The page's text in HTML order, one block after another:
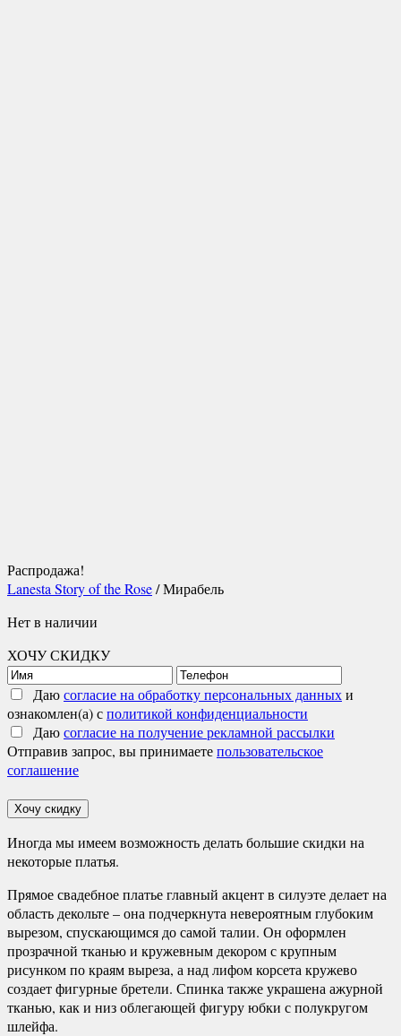
Распродажа!
Lanesta Story of the Rose/ Мирабель
Нет в наличии
ХОЧУ СКИДКУ
Даюсогласие на обработку персональных данныхи
ознакомлен(а) сполитикой конфиденциальности
Даюсогласие на получение рекламной рассылки
Отправив запрос, вы принимаетепользовательское
соглашение
Хочу скидку
Иногда мы имеем возможность делать большие скидки на
некоторые платья.
Прямое свадебное платье главный акцент в силуэте делает на
область декольте – она подчеркнута невероятным глубоким
вырезом, спускающимся до самой талии. Он оформлен
прозрачной тканью и кружевным декором с крупным
рисунком по краям выреза, а над лифом корсета кружево
создает фигурные бретели. Спинка также украшена ажурной
тканью, как и низ облегающей фигуру юбки с полукругом
шлейфа.